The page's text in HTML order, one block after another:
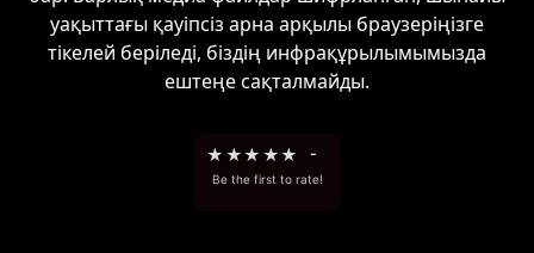
уақыттағы қауіпсіз арна арқылы браузеріңізге
тікелей беріледі, біздің инфрақұрылымымызда
ештеңе сақталмайды.
★ ★★ ★★ -
Be the first to rate!